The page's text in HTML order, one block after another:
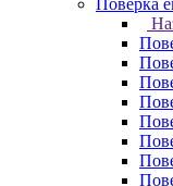
Поверка